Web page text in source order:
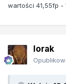
wartości 41,55fp -
lorak